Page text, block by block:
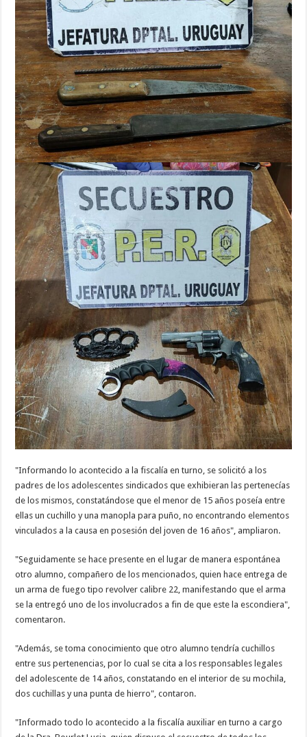
"Informando lo acontecido a la fiscalía en turno, se solicitó a los
padres de los adolescentes sindicados que exhibieran las pertenecías
de los mismos, constatándose que el menor de 15 años poseía entre
ellas un cuchillo y una manopla para puño, no encontrando elementos
vinculados a la causa en posesión del joven de 16 años", ampliaron.
"Seguidamente se hace presente en el lugar de manera espontánea
otro alumno, compañero de los mencionados, quien hace entrega de
un arma de fuego tipo revolver calibre 22, manifestando que el arma
se la entregó uno de los involucrados a fin de que este la escondiera",
comentaron.
"Además, se toma conocimiento que otro alumno tendría cuchillos
entre sus pertenencias, por lo cual se cita a los responsables legales
del adolescente de 14 años, constatando en el interior de su mochila,
dos cuchillas y una punta de hierro", contaron.
"Informado todo lo acontecido a la fiscalía auxiliar en turno a cargo